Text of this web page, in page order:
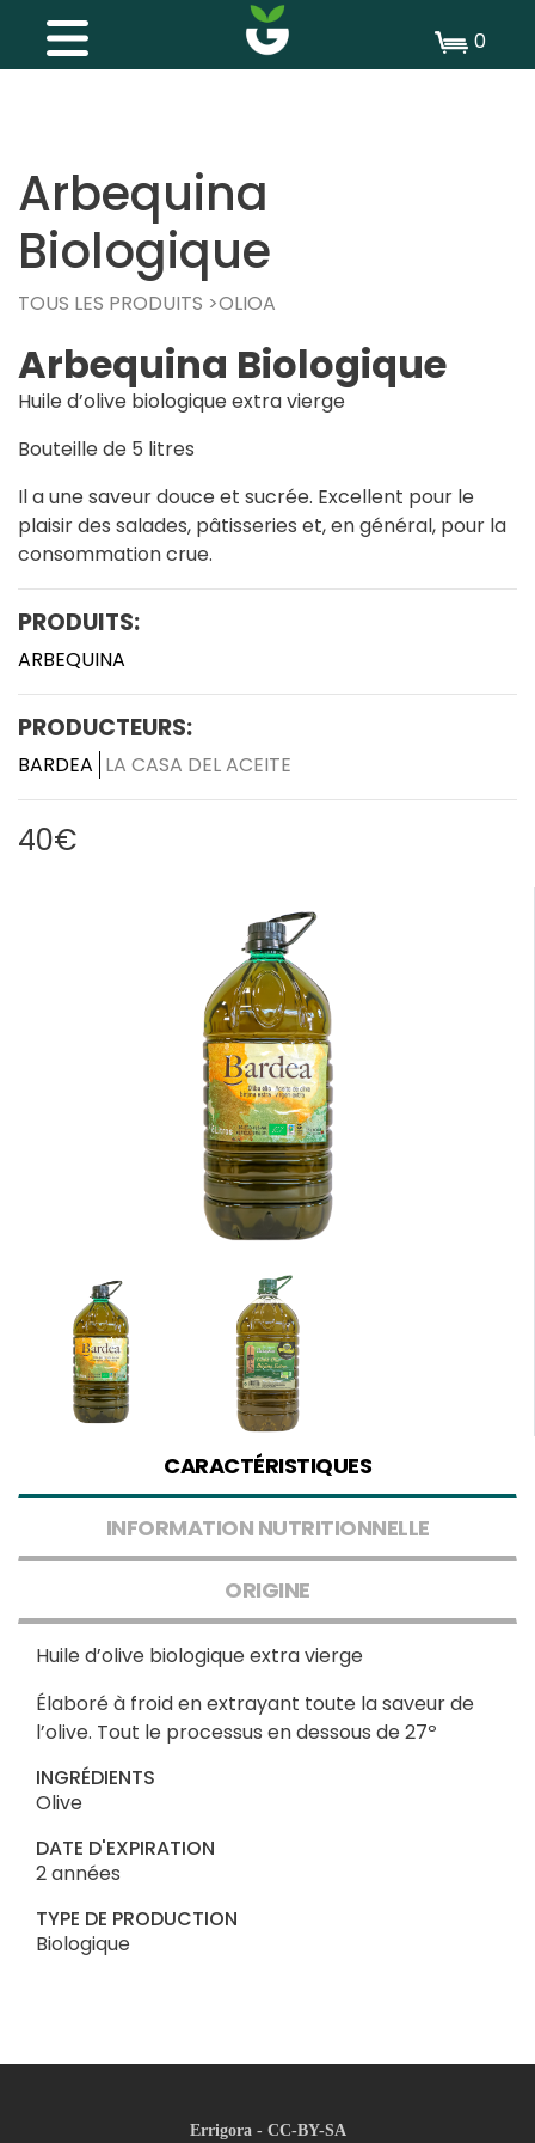
0
Arbequina
Biologique
TOUS LES PRODUITS OLIOA
Arbequina Biologique
Huile d’olive biologique extra vierge
Bouteille de 5 litres
Ilaunesaveurdouceet sucrée. Excellent pour le
plaisirdes salades, pâtisseries et,engénéral, pour la
consommationcrue.
PRODUITS:
ARBEQUINA
PRODUCTEURS:
BARDEA LA CASA DEL ACEITE
40€
CARACTÉRISTIQUES
INFORMATION NUTRITIONNELLE
ORIGINE
Huile d’olive biologique extra vierge
Élaboré à froid en extrayant toute la saveur de
l’olive. Tout le processus en dessous de 27º
INGRÉDIENTS
Olive
DATE D'EXPIRATION
2 années
TYPE DE PRODUCTION
Biologique
Errigora - CC-BY-SA